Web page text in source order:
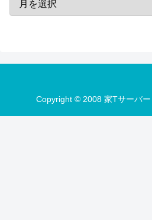
Copyright © 2008 家Tサーバー